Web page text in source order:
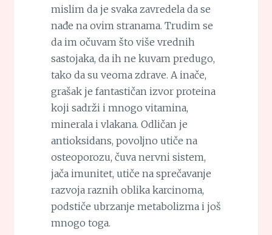
mislim da je svaka zavredela da se
nađe na ovim stranama. Trudim se
da im očuvam što više vrednih
sastojaka, da ih ne kuvam predugo,
tako da su veoma zdrave. A inače,
grašak je fantastičan izvor proteina
koji sadrži i mnogo vitamina,
minerala i vlakana. Odličan je
antioksidans, povoljno utiče na
osteoporozu, čuva nervni sistem,
jača imunitet, utiče na sprečavanje
razvoja raznih oblika karcinoma,
podstiče ubrzanje metabolizma i još
mnogo toga.